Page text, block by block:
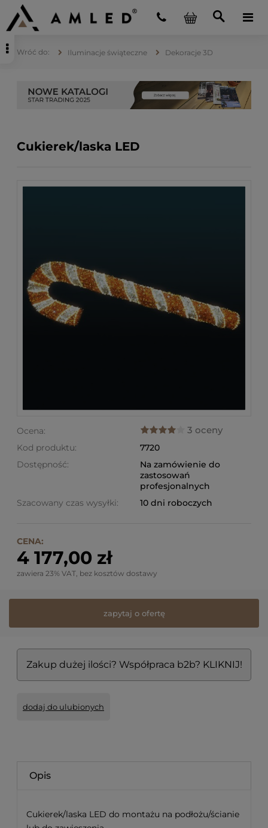
Iluminacje świąteczne Dekoracje 3D
Cukierek/laska LED
Ocena: 3 oceny
Kod produktu:
7720
Dostępność:
Na zamówienie do
zastosowań
profesjonalnych
Szacowany czas wysyłki:
10 dni roboczych
CENA:
4 177,00 zł
zawiera 23% VAT, bez kosztów dostawy
zapytaj o ofertę
Zakup dużej ilości? Współpraca b2b? KLIKNIJ!
dodaj do ulubionych
Opis
Cukierek/laska LED do montażu na podłożu/ścianie